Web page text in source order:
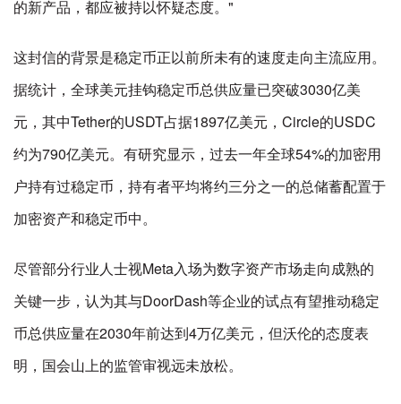
的新产品，都应被持以怀疑态度。"
这封信的背景是稳定币正以前所未有的速度走向主流应用。
据统计，全球美元挂钩稳定币总供应量已突破3030亿美
元，其中Tether的USDT占据1897亿美元，Circle的USDC
约为790亿美元。有研究显示，过去一年全球54%的加密用
户持有过稳定币，持有者平均将约三分之一的总储蓄配置于
加密资产和稳定币中。
尽管部分行业人士视Meta入场为数字资产市场走向成熟的
关键一步，认为其与DoorDash等企业的试点有望推动稳定
币总供应量在2030年前达到4万亿美元，但沃伦的态度表
明，国会山上的监管审视远未放松。